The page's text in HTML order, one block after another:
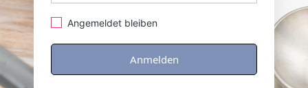
Angemeldet bleiben